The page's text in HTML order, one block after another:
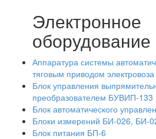
Электронное
оборудование
Аппаратура системы
тяговым приводом электровоза
Блок управления
преобразователем БУВИП-133
Блок автоматического
Блоки измерений БИ-026, БИ-
Блок питания БП-6